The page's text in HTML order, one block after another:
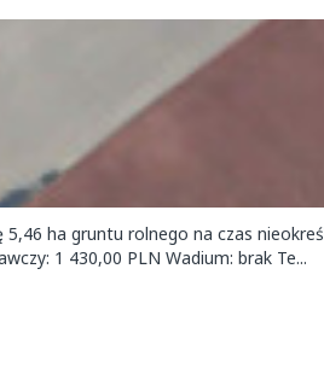
5,46 ha gruntu rolnego na czas
1 430,00 PLN Wadium: brak Te...